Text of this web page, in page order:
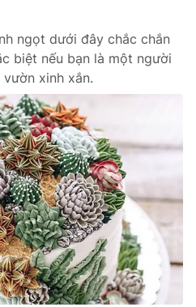
ngọt dưới đây chắc chắn
biệt nếu bạn là một người
xinh xắn.